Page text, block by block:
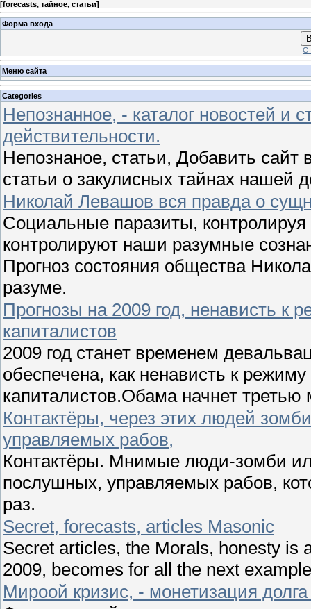
[forecasts, тайное, статьи]
Форма входа
Меню сайта
Categories
Непознанное, - каталог новостей и
действительности.
Непознаное, статьи, Добавить сайт
статьи о закулисных тайнах нашей
Николай Левашов вся правда о
Социальные паразиты,
контролируют наши разумные
Прогноз состояния общества
разуме.
Прогнозы на 2009 год, ненависть к
капиталистов
2009 год станет временем
обеспечена, как ненависть к
капиталистов.Обама начнет
Контактёры, через этих людей
управляемых рабов,
Контактёры. Мнимые люди-зомби
послушных, управляемых рабов,
раз.
Secret, forecasts, articles Masonic
Secret articles, the Morals, honesty is
2009, becomes for all the next
Мироой кризис, - монетизация